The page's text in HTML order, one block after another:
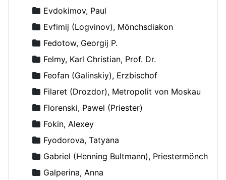
Evdokimov, Paul
Evfimij (Logvinov), Mönchsdiakon
Fedotow, Georgij P.
Felmy, Karl Christian, Prof. Dr.
Feofan (Galinskiy), Erzbischof
Filaret (Drozdor), Metropolit von Moskau
Florenski, Pawel (Priester)
Fokin, Alexey
Fyodorova, Tatyana
Gabriel (Henning Bultmann), Priestermönch
Galperina, Anna